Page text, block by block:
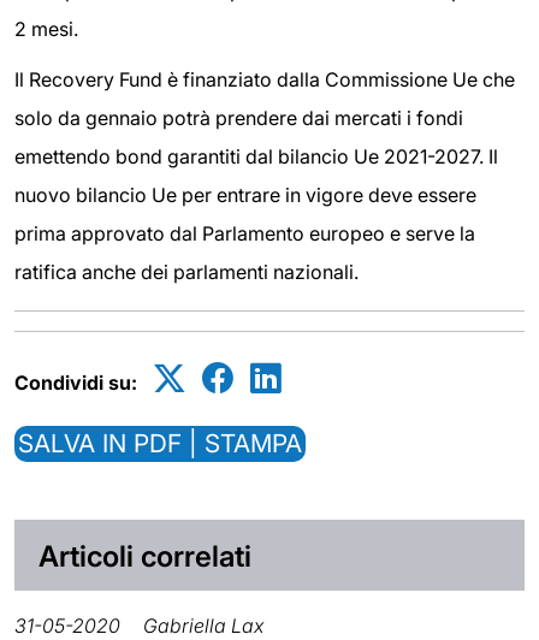
2 mesi.
Il Recovery Fund è finanziato dalla Commissione Ue che
solo da gennaio potrà prendere dai mercati i fondi
emettendo bond garantiti dal bilancio Ue 2021-2027. Il
nuovo bilancio Ue per entrare in vigore deve essere
prima approvato dal Parlamento europeo e serve la
ratifica anche dei parlamenti nazionali.
Condividi su:
SALVA IN PDF | STAMPA
Articoli correlati
31-05-2020 Gabriella Lax